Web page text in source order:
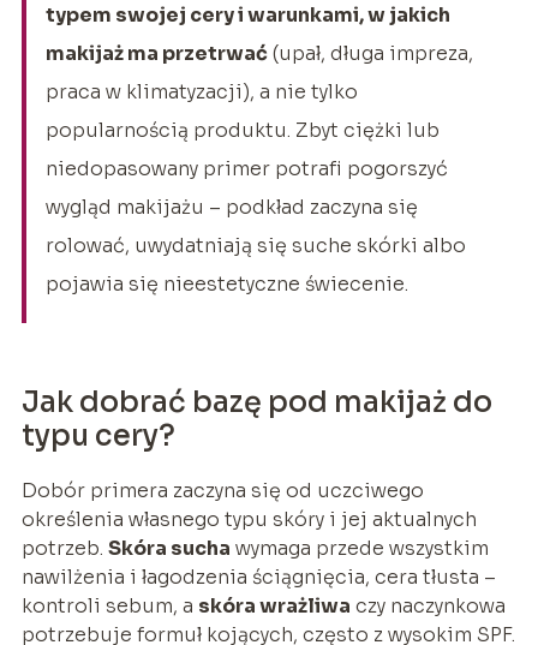
typem swojej cery i warunkami, w jakich
makijaż ma przetrwać(upał, długa impreza,
praca w klimatyzacji), a nie tylko
popularnością produktu. Zbyt ciężki lub
niedopasowany primer potrafi pogorszyć
wygląd makijażu – podkład zaczyna się
rolować, uwydatniają się suche skórki albo
pojawia się nieestetyczne świecenie.
Jak dobrać bazę pod makijaż do
typu cery?
Dobór primera zaczyna się od uczciwego
określenia własnego typu skóry i jej aktualnych
potrzeb. Skóra sucha wymaga przede wszystkim
nawilżenia i łagodzenia ściągnięcia, cera tłusta –
kontroli sebum, a skóra wrażliwa czy naczynkowa
potrzebuje formuł kojących, często z wysokim SPF.